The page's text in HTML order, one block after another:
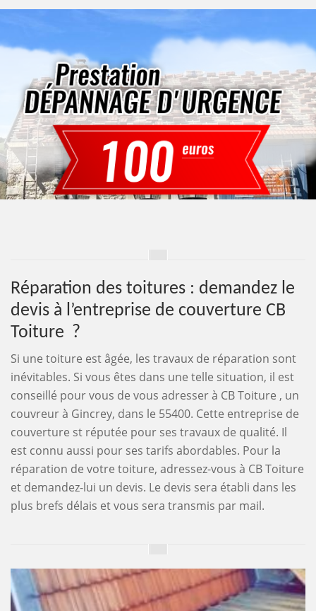
Réparation des toitures : demandez le
devis à l’entreprise de couverture CB
Toiture ?
Si une toiture est âgée, les travaux de réparation sont
inévitables. Si vous êtes dans une telle situation, il est
conseillé pour vous de vous adresser à CB Toiture , un
couvreur à Gincrey, dans le 55400. Cette entreprise de
couverture st réputée pour ses travaux de qualité. Il
est connu aussi pour ses tarifs abordables. Pour la
réparation de votre toiture, adressez-vous à CB Toiture
et demandez-lui un devis. Le devis sera établi dans les
plus brefs délais et vous sera transmis par mail.